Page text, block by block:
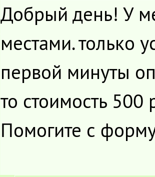
Добрый день! У
местами. только
первой минуты
то стоимость
Помогите с